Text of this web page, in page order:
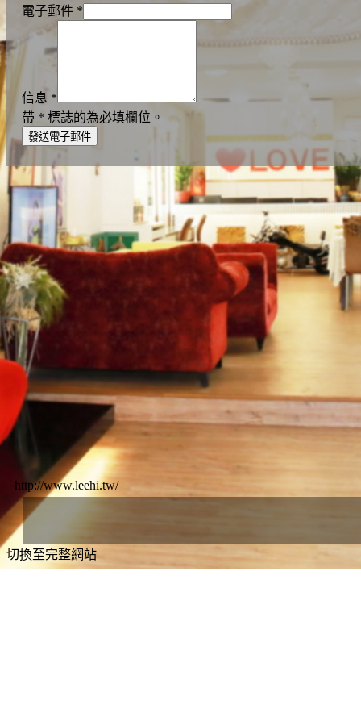
電子郵件 *
信息 *
帶 * 標誌的為必填欄位。
http://www.leehi.tw/
切換至完整網站